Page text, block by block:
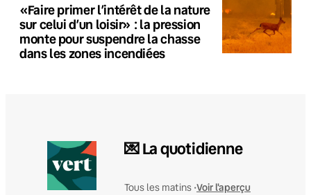
«Faire primer l’intérêt de la nature
sur celui d’un loisir» : la pression
monte pour suspendre la chasse
dans les zones incendiées
💌 La quotidienne
Tous les matins •Voir l'aperçu